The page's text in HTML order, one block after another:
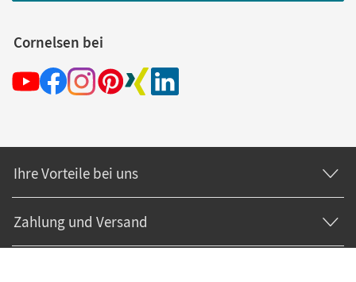
Cornelsen bei
Ihre Vorteile bei uns
Zahlung und Versand